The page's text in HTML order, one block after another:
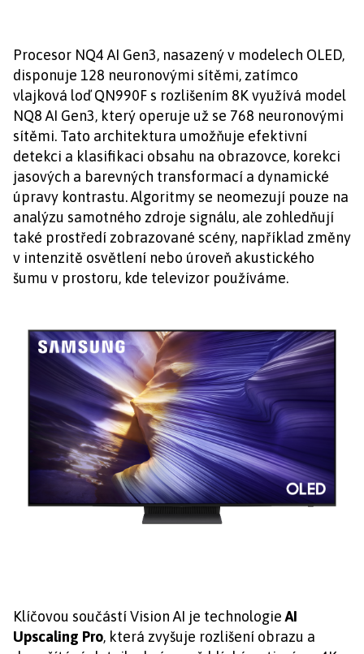
Procesor NQ4 AI Gen3, nasazený v modelech OLED,
disponuje 128 neuronovými sítěmi, zatímco
vlajková loď QN990F s rozlišením 8K využívá model
NQ8 AI Gen3, který operuje už se 768 neuronovými
sítěmi. Tato architektura umožňuje efektivní
detekci a klasifikaci obsahu na obrazovce, korekci
jasových a barevných transformací a dynamické
úpravy kontrastu. Algoritmy se neomezují pouze na
analýzu samotného zdroje signálu, ale zohledňují
také prostředí zobrazované scény, například změny
v intenzitě osvětlení nebo úroveň akustického
šumu v prostoru, kde televizor používáme.
Klíčovou součástí Vision AI je technologieAI
Upscaling Pro, která zvyšuje rozlišení obrazu a